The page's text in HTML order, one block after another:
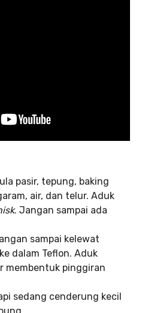
pasir, tepung, baking
air, dan telur. Aduk
. Jangan sampai ada
sampai kelewat
dalam Teflon. Aduk
membentuk pinggiran
sedang cenderung kecil